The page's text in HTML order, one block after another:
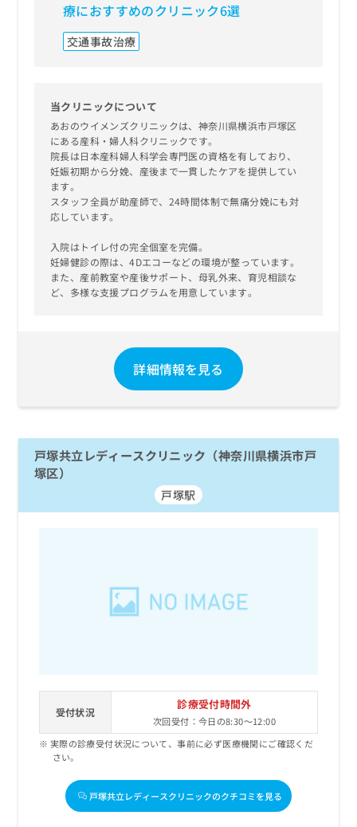
療におすすめのクリニック6選
交通事故治療
当クリニックについて
あおのウイメンズクリニックは、神奈川県横浜市戸塚区
にある産科・婦人科クリニックです。
院長は日本産科婦人科学会専門医の資格を有しており、
妊娠初期から分娩、産後まで一貫したケアを提供してい
ます。
スタッフ全員が助産師で、24時間体制で無痛分娩にも対
応しています。
入院はトイレ付の完全個室を完備。
妊婦健診の際は、4Dエコーなどの環境が整っています。
また、産前教室や産後サポート、母乳外来、育児相談な
ど、多様な支援プログラムを用意しています。
詳細情報を見る
戸塚共立レディースクリニック（神奈川県横浜市戸
塚区）
戸塚駅
受付状況
診療受付時間外
次回受付：今日の8:30～12:00
実際の診療受付状況について、事前に必ず医療機関にご確認くだ
さい。
戸塚共立レディースクリニックのクチコミを見る